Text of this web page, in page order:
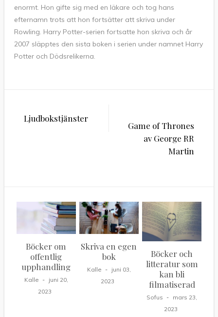
enormt. Hon gifte sig med en läkare och tog hans
efternamn trots att hon fortsätter att skriva under
Rowling. Harry Potter-serien fortsatte hon skriva och år
2007 släpptes den sista boken i serien under namnet Harry
Potter och Dödsrelikerna.
Inläggsnavigering
Ljudbokstjänster
Game of Thrones
av George RR
Martin
Böcker om
offentlig
upphandling
Kalle
juni 20,
2023
Skriva en egen
bok
Kalle
juni 03,
2023
Böcker och
litteratur som
kan bli
filmatiserad
Sofus
mars 23,
2023